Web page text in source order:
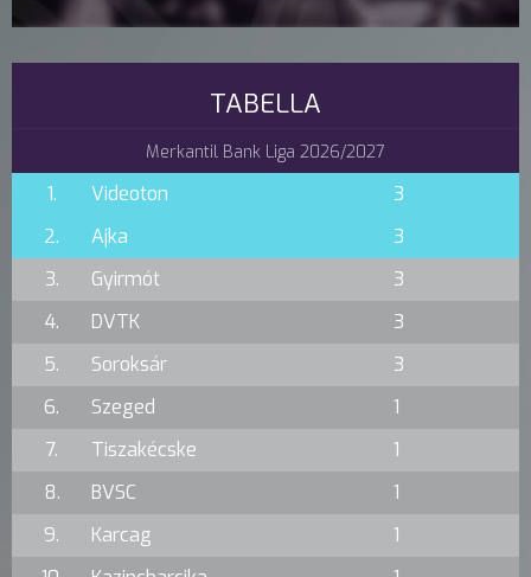
TABELLA
Merkantil Bank Liga 2026/2027
1. Videoton
3
2.
Ajka
3
3.
Gyirmót
3
4.
DVTK
3
5.
Soroksár
3
6.
Szeged
1
7.
Tiszakécske
1
8.
BVSC
1
9.
Karcag
1